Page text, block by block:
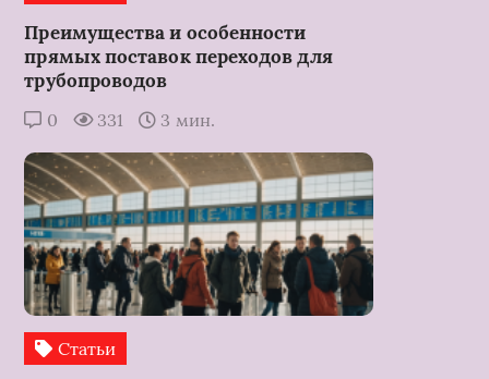
Преимущества и особенности
прямых поставок переходов для
трубопроводов
0 331 3 мин.
Статьи